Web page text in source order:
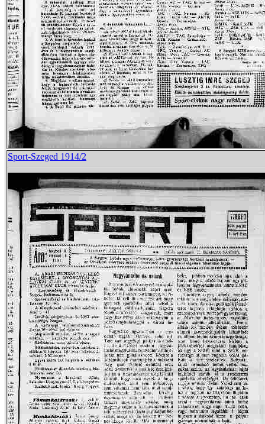
Sport-Szeged 1914/2